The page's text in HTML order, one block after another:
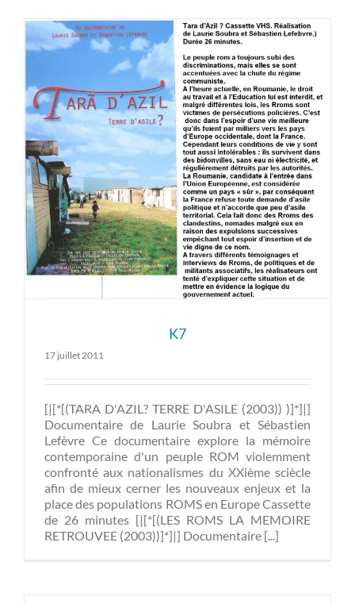
K7
17 juillet 2011
[|[*[(TARA D'AZIL? TERRE D'ASILE (2003)) )]*]|]
Documentaire de Laurie Soubra et Sébastien
Lefèvre Ce documentaire explore la mémoire
contemporaine d'un peuple ROM violemment
confronté aux nationalismes du XXième sciècle
afin de mieux cerner les nouveaux enjeux et la
place des populations ROMS en Europe Cassette
de 26 minutes [|[*[(LES ROMS LA MEMOIRE
RETROUVEE (2003))]*]|] Documentaire [...]